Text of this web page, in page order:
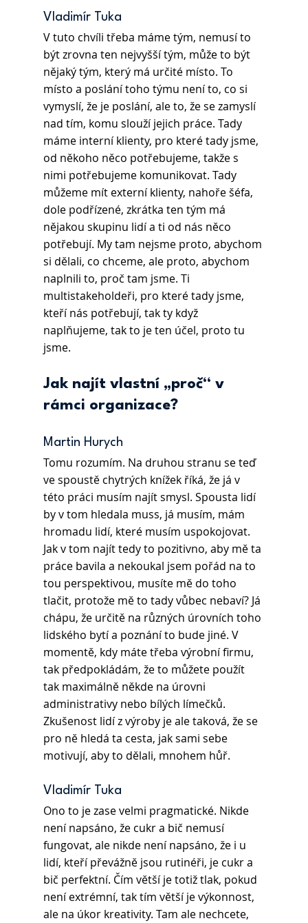
Vladimír Tuka
V tuto chvíli třeba máme tým, nemusí to
být zrovna ten nejvyšší tým, může to být
nějaký tým, který má určité místo. To
místo a poslání toho týmu není to, co si
vymyslí, že je poslání, ale to, že se zamyslí
nad tím, komu slouží jejich práce. Tady
máme interní klienty, pro které tady jsme,
od někoho něco potřebujeme, takže s
nimi potřebujeme komunikovat. Tady
můžeme mít externí klienty, nahoře šéfa,
dole podřízené, zkrátka ten tým má
nějakou skupinu lidí a ti od nás něco
potřebují. My tam nejsme proto, abychom
si dělali, co chceme, ale proto, abychom
naplnili to, proč tam jsme. Ti
multistakeholdeři, pro které tady jsme,
kteří nás potřebují, tak ty když
naplňujeme, tak to je ten účel, proto tu
jsme.
Jak najít vlastní „proč“ v
rámci organizace?
Martin Hurych
Tomu rozumím. Na druhou stranu se teď
ve spoustě chytrých knížek říká, že já v
této práci musím najít smysl. Spousta lidí
by v tom hledala muss, já musím, mám
hromadu lidí, které musím uspokojovat.
Jak v tom najít tedy to pozitivno, aby mě ta
práce bavila a nekoukal jsem pořád na to
tou perspektivou, musíte mě do toho
tlačit, protože mě to tady vůbec nebaví? Já
chápu, že určitě na různých úrovních toho
lidského bytí a poznání to bude jiné. V
momentě, kdy máte třeba výrobní firmu,
tak předpokládám, že to můžete použít
tak maximálně někde na úrovni
administrativy nebo bílých límečků.
Zkušenost lidí z výroby je ale taková, že se
pro ně hledá ta cesta, jak sami sebe
motivují, aby to dělali, mnohem hůř.
Vladimír Tuka
Ono to je zase velmi pragmatické. Nikde
není napsáno, že cukr a bič nemusí
fungovat, ale nikde není napsáno, že i u
lidí, kteří převážně jsou rutinéři, je cukr a
bič perfektní. Čím větší je totiž tlak, pokud
není extrémní, tak tím větší je výkonnost,
ale na úkor kreativity. Tam ale nechcete,